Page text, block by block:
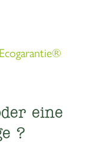
eine
?